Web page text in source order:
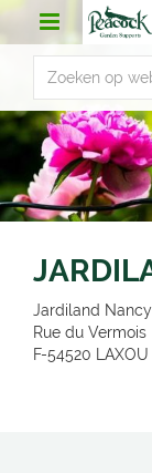
r
n
t
Jardiland
Rue du Vermois
F-54520
LAXOU